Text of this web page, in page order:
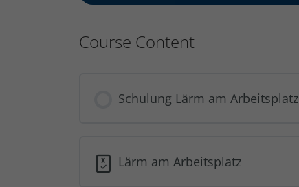
Course Content
Schulung Lärm am Arbeitsplatz
Lärm am Arbeitsplatz